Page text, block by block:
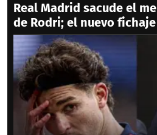
Real Madrid sacude el
de Rodri; el nuevo fichaje